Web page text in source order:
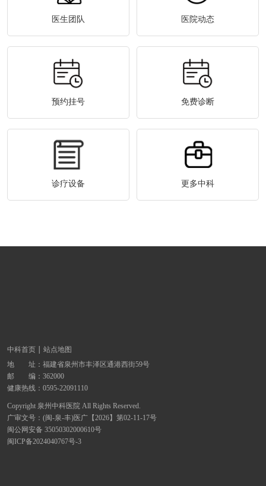
医生团队 医院动态
预约挂号 免费诊断
诊疗设备 更多中科
中科首页
站点地图
地 址： 福建省泉州市丰泽区通港西街59号
邮 编：362000
健康热线： 0595-22091110
Copyright 泉州中科医院 All Rights Reserved.
广审文号：(闽-泉-丰)医广【2026】第02-11-17号
闽公网安备 35050302000610号
闽ICP备2024040767号-3